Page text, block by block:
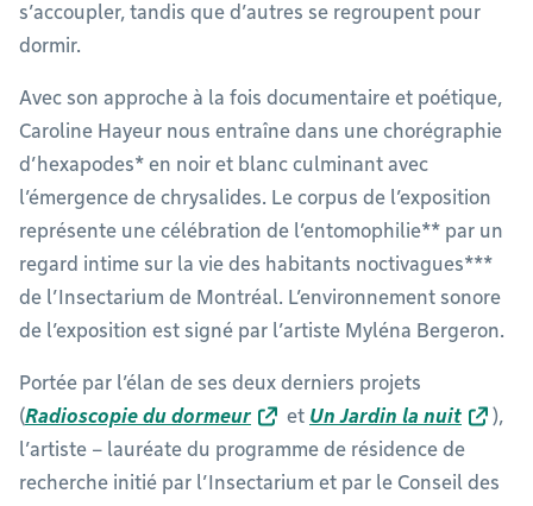
s’accoupler, tandis que d’autres se regroupent pour
dormir.
Avec son approche à la fois documentaire et poétique,
Caroline Hayeur nous entraîne dans une chorégraphie
d’hexapodes* en noir et blanc culminant avec
l’émergence de chrysalides. Le corpus de l’exposition
représente une célébration de l’entomophilie** par un
regard intime sur la vie des habitants noctivagues***
de l’Insectarium de Montréal. L’environnement sonore
de l’exposition est signé par l’artiste Myléna Bergeron.
Portée par l’élan de ses deux derniers projets
(Radioscopie du dormeur et Un Jardin la nuit
),
l’artiste – lauréate du programme de résidence de
recherche initié par l’Insectarium et par le Conseil des